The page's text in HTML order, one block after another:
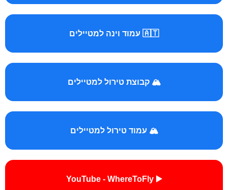
🇦🇹 עמוד וינה למטיילים
🏔️ קבוצת טירול למטיילים
🏔️ עמוד טירול למטיילים
▶️ YouTube - WhereToFly